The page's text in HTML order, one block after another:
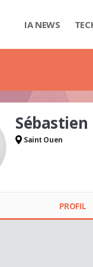
IA NEWS
Sébastien
Saint Ouen
PROFIL